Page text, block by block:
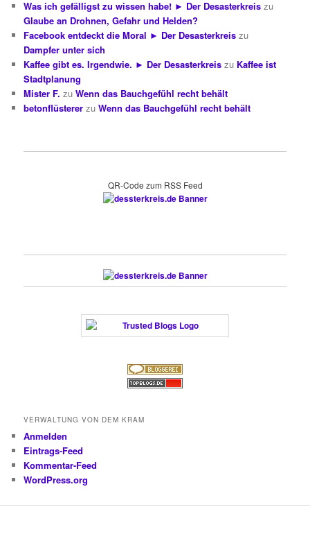
Was ich gefälligst zu wissen habe! ► Der Desasterkreis zu
Glaube an Drohnen, Gefahr und Helden?
Facebook entdeckt die Moral ► Der Desasterkreis zu
Dampfer unter sich
Kaffee gibt es. Irgendwie. ► Der Desasterkreis zu Kaffee ist
Stadtplanung
Mister F. zuWenn das Bauchgefühl recht behält
betonflüsterer zuWenn das Bauchgefühl recht behält
QR-Code zum RSS Feed
VERWALTUNG VON DEM KRAM
Anmelden
Eintrags-Feed
Kommentar-Feed
WordPress.org